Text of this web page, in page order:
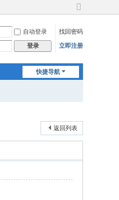
切
到
宽
自动登录
找回密码
登录 立即注册
快捷导航
返回列表